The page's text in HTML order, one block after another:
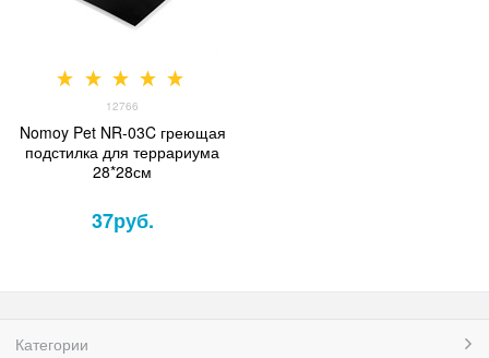
12766
Nomoy Pet NR-03C греющая
подстилка для террариума
28*28см
37руб.
Категории